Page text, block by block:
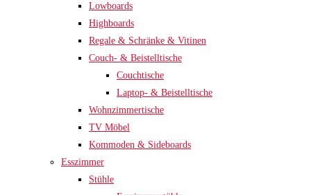
Lowboards
Highboards
Regale & Schränke & Vitinen
Couch- & Beistelltische
Couchtische
Laptop- & Beistelltische
Wohnzimmertische
TV Möbel
Kommoden & Sideboards
Esszimmer
Stühle